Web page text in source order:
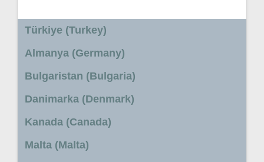
Türkiye (Turkey)
Almanya (Germany)
Bulgaristan (Bulgaria)
Danimarka (Denmark)
Kanada (Canada)
Malta (Malta)